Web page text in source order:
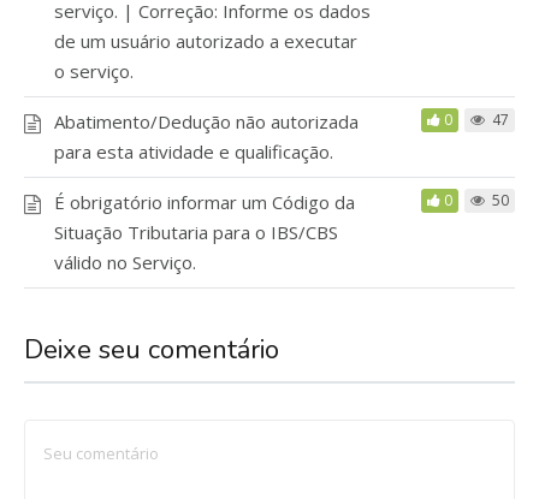
serviço. | Correção: Informe os dados
de um usuário autorizado a executar
o serviço.
Abatimento/Dedução não autorizada
para esta atividade e qualificação.
0 47
É obrigatório informar um Código da
Situação Tributaria para o IBS/CBS
válido no Serviço.
0 50
Deixe seu comentário